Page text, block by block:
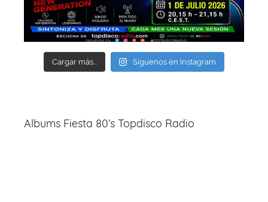
Cargar más... Síguenos en Instagram
Albums Fiesta 80’s Topdisco Radio